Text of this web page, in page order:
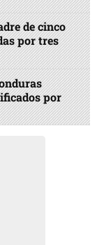
de cinco
por tres
por